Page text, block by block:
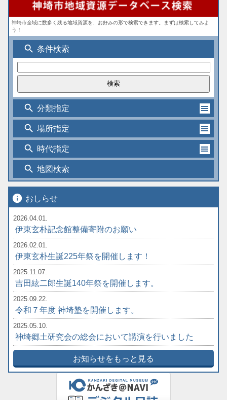
神埼市全域に数多く残る地域資源を、お好みの形で検索できます。まずは検索してみよ
う！
search 条件検索
search 分類指定
search 場所指定
search 時代指定
search 地図検索
info おしらせ
2026.04.01.
伊東玄朴記念館整備寄附のお願い
2026.02.01.
伊東玄朴生誕225年祭を開催します！
2025.11.07.
吉田絃二郎生誕140年祭を開催します。
2025.09.22.
令和７年度 神埼塾を開催します。
2025.05.10.
神埼郷土研究会の総会において講演を行いました
お知らせをもっと見る